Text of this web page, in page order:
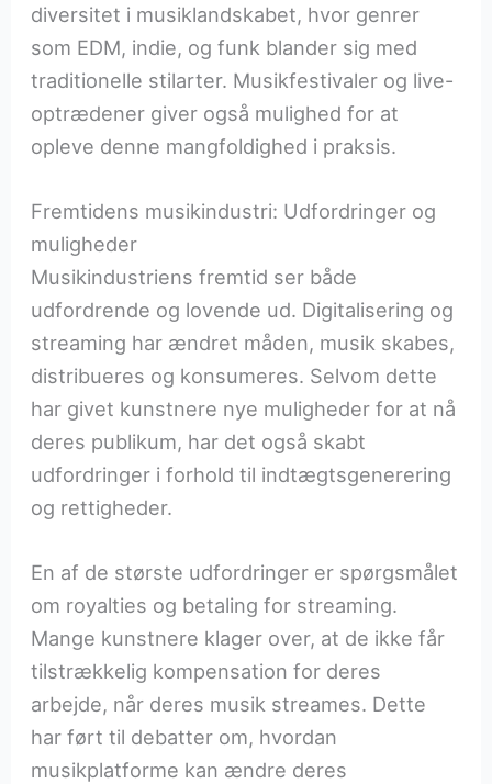
diversitet i musiklandskabet, hvor genrer
som EDM, indie, og funk blander sig med
traditionelle stilarter. Musikfestivaler og live-
optrædener giver også mulighed for at
opleve denne mangfoldighed i praksis.
Fremtidens musikindustri: Udfordringer og
muligheder
Musikindustriens fremtid ser både
udfordrende og lovende ud. Digitalisering og
streaming har ændret måden, musik skabes,
distribueres og konsumeres. Selvom dette
har givet kunstnere nye muligheder for at nå
deres publikum, har det også skabt
udfordringer i forhold til indtægtsgenerering
og rettigheder.
En af de største udfordringer er spørgsmålet
om royalties og betaling for streaming.
Mange kunstnere klager over, at de ikke får
tilstrækkelig kompensation for deres
arbejde, når deres musik streames. Dette
har ført til debatter om, hvordan
musikplatforme kan ændre deres